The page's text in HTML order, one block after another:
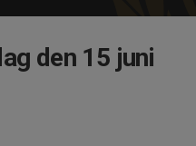
den 15 juni